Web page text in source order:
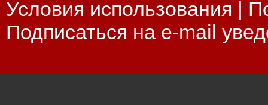
Условия использования |
Подписаться на e-mail